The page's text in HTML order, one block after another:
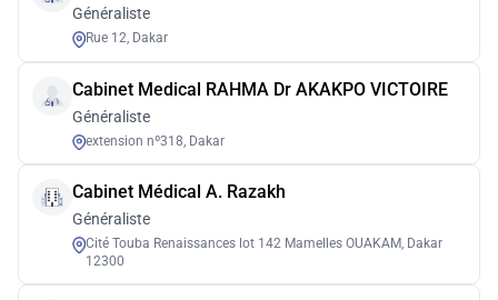
Généraliste
Rue 12, Dakar
Cabinet Medical RAHMA Dr AKAKPO VICTOIRE
Généraliste
extension nº318, Dakar
Cabinet Médical A. Razakh
Généraliste
Cité Touba Renaissances lot 142 Mamelles OUAKAM, Dakar
12300